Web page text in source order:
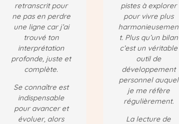
retranscrit pour
ne pas en perdre
une ligne car j’ai
trouvé ton
interprétation
profonde, juste et
complète.
Se connaître est
indispensable
pour avancer et
évoluer, alors
pistes à explorer
pour vivre plus
harmonieusemen
t. Plus qu’un bilan
c’est un véritable
outil de
développement
personnel auquel
je me réfère
régulièrement.
La lecture de